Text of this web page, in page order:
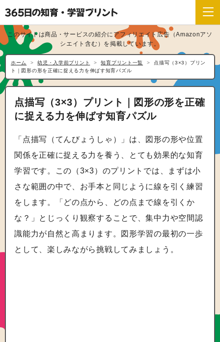
このサイトは商品・サービスの紹介にアフィリエイト広告（Amazonアソ
シエイト含む）を掲載しています。
ホーム 幼児・入学前プリント 知育プリント一覧
点描写（3×3）プリン
ト｜図形の形を正確に捉える力を伸ばす知育パズル
点描写（3×3）プリント｜図形の形を正確
に捉える力を伸ばす知育パズル
「点描写（てんびょうしゃ）」は、図形の形や位置
関係を正確に捉える力を養う、とても効果的な知育
学習です。この（3×3）のプリントでは、まずは小
さな範囲の中で、お手本と同じように線を引く練習
をします。「どの点から、どの点まで線を引くか
な？」とじっくり観察することで、集中力や空間認
識能力が自然と高まります。図形学習の最初の一歩
として、楽しみながら挑戦してみましょう。